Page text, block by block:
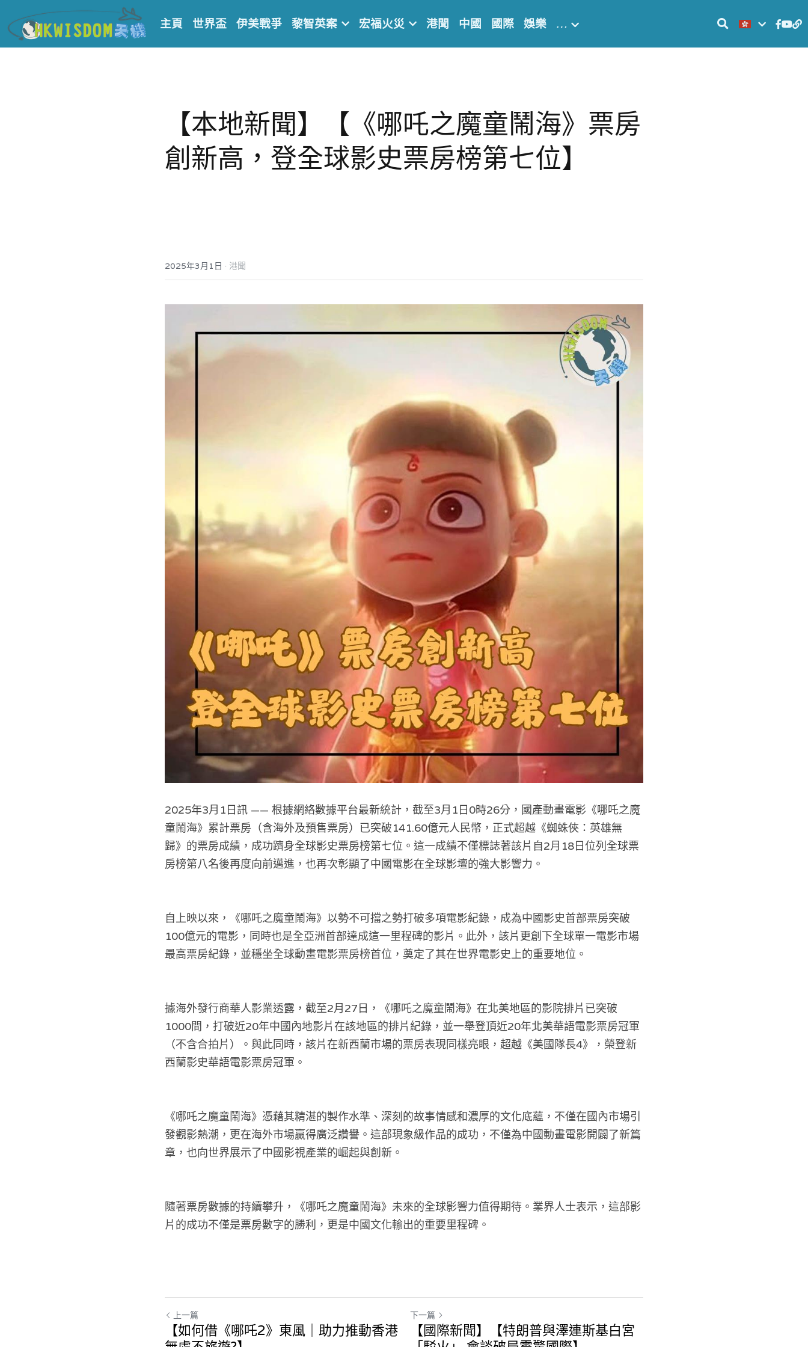
主頁 世界盃 伊美戰爭 黎智英案 宏福火災 港聞 中國 國際 娛樂 …
【本地新聞】【《哪吒之魔童鬧海》票房
創新高，登全球影史票房榜第七位】
2025年3月1日 · 港聞
2025年3月1日訊 —— 根據網絡數據平台最新統計，截至3月1日0時26分，國產動畫電影《哪吒之魔
童鬧海》累計票房（含海外及預售票房）已突破141.60億元人民幣，正式超越《蜘蛛俠：英雄無
歸》的票房成績，成功躋身全球影史票房榜第七位。這一成績不僅標誌著該片自2月18日位列全球票
房榜第八名後再度向前邁進，也再次彰顯了中國電影在全球影壇的強大影響力。
自上映以來，《哪吒之魔童鬧海》以勢不可擋之勢打破多項電影紀錄，成為中國影史首部票房突破
100億元的電影，同時也是全亞洲首部達成這一里程碑的影片。此外，該片更創下全球單一電影市場
最高票房紀錄，並穩坐全球動畫電影票房榜首位，奠定了其在世界電影史上的重要地位。
據海外發行商華人影業透露，截至2月27日，《哪吒之魔童鬧海》在北美地區的影院排片已突破
1000間，打破近20年中國內地影片在該地區的排片紀錄，並一舉登頂近20年北美華語電影票房冠軍
（不含合拍片）。與此同時，該片在新西蘭市場的票房表現同樣亮眼，超越《美國隊長4》，榮登新
西蘭影史華語電影票房冠軍。
《哪吒之魔童鬧海》憑藉其精湛的製作水準、深刻的故事情感和濃厚的文化底蘊，不僅在國內市場引
發觀影熱潮，更在海外市場贏得廣泛讚譽。這部現象級作品的成功，不僅為中國動畫電影開闢了新篇
章，也向世界展示了中國影視產業的崛起與創新。
隨著票房數據的持續攀升，《哪吒之魔童鬧海》未來的全球影響力值得期待。業界人士表示，這部影
片的成功不僅是票房數字的勝利，更是中國文化輸出的重要里程碑。
上一篇
【如何借《哪吒2》東風｜助力推動香港
下一篇
【國際新聞】【特朗普與澤連斯基白宮